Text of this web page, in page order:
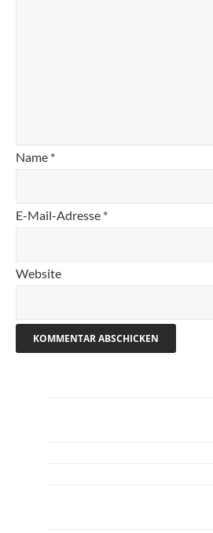
Name *
E-Mail-Adresse *
Website